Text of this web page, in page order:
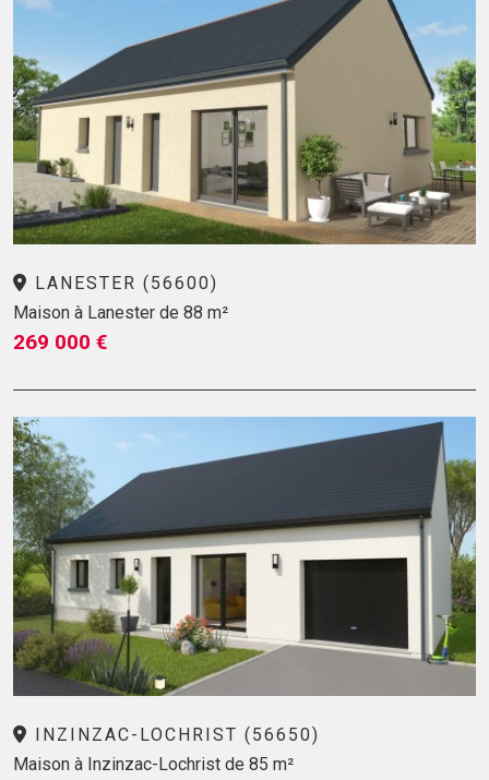
LANESTER (56600)
Maison à Lanester de 88 m²
269 000 €
INZINZAC-LOCHRIST (56650)
Maison à Inzinzac-Lochrist de 85 m²